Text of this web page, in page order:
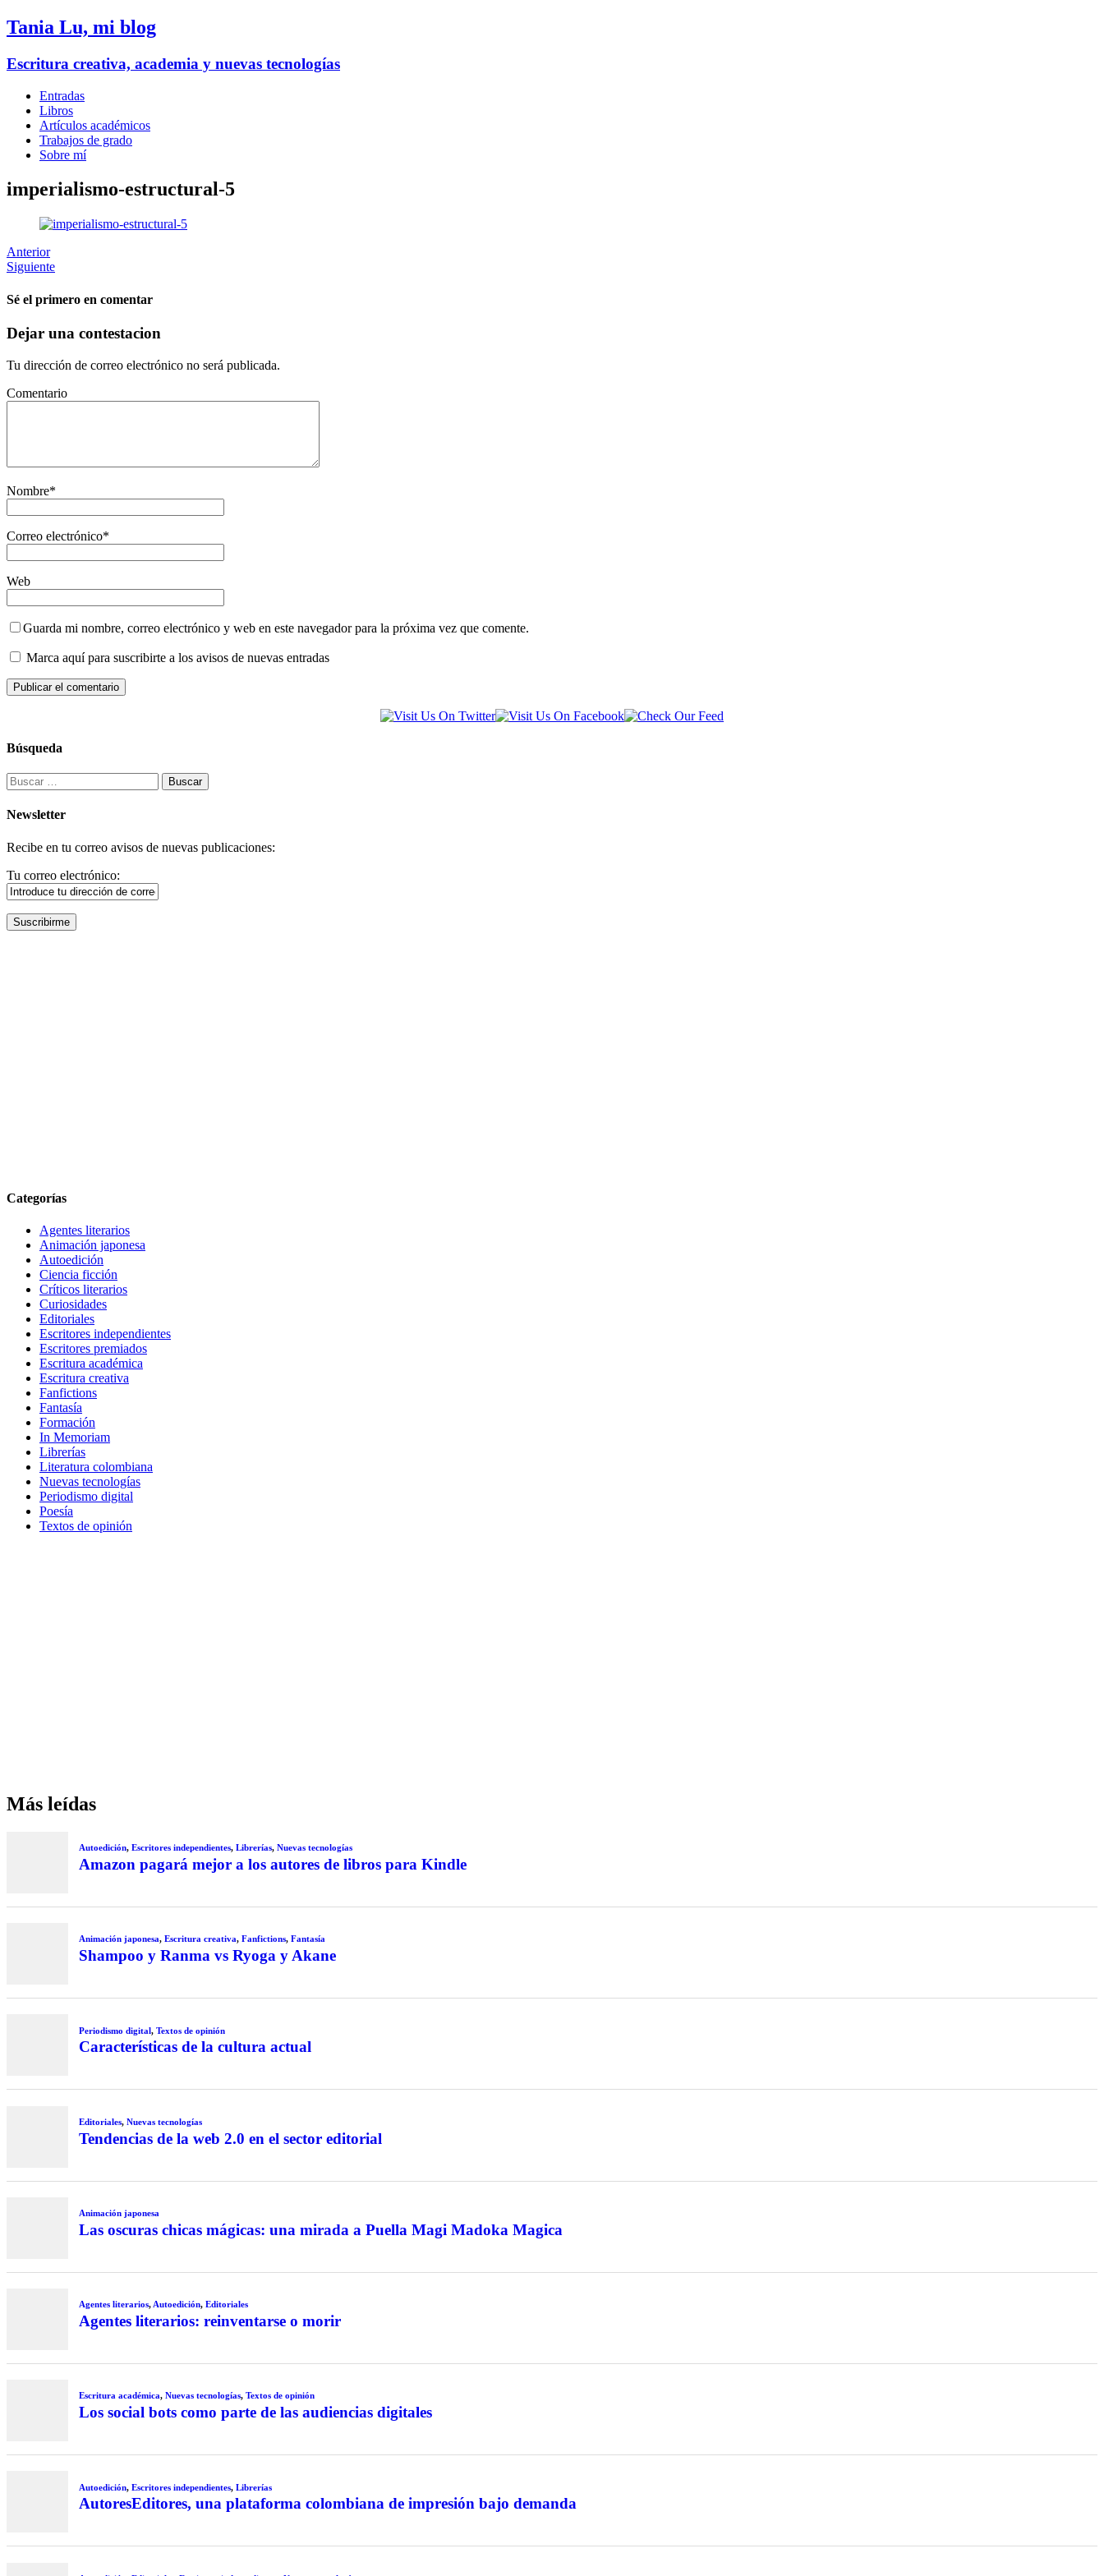
Tania Lu, mi blog
Escritura creativa, academia y nuevas tecnologías
Entradas
Libros
Artículos académicos
Trabajos de grado
Sobre mí
imperialismo-estructural-5
Anterior
Siguiente
Sé el primero en comentar
Dejar una contestacion
Tu dirección de correo electrónico no será publicada.
Comentario
Nombre*
Correo electrónico*
Web
Guarda mi nombre, correo electrónico y web en este navegador para la próxima vez que comente.
Marca aquí para suscribirte a los avisos de nuevas entradas
Búsqueda
Buscar:
Newsletter
Recibe en tu correo avisos de nuevas publicaciones:
Tu correo electrónico:
Categorías
Agentes literarios
Animación japonesa
Autoedición
Ciencia ficción
Críticos literarios
Curiosidades
Editoriales
Escritores independientes
Escritores premiados
Escritura académica
Escritura creativa
Fanfictions
Fantasía
Formación
In Memoriam
Librerías
Literatura colombiana
Nuevas tecnologías
Periodismo digital
Poesía
Textos de opinión
Más leídas
Autoedición, Escritores independientes, Librerías, Nuevas tecnologías
Amazon pagará mejor a los autores de libros para Kindle
Animación japonesa, Escritura creativa, Fanfictions, Fantasía
Shampoo y Ranma vs Ryoga y Akane
Periodismo digital, Textos de opinión
Características de la cultura actual
Editoriales, Nuevas tecnologías
Tendencias de la web 2.0 en el sector editorial
Animación japonesa
Las oscuras chicas mágicas: una mirada a Puella Magi Madoka Magica
Agentes literarios, Autoedición, Editoriales
Agentes literarios: reinventarse o morir
Escritura académica, Nuevas tecnologías, Textos de opinión
Los social bots como parte de las audiencias digitales
Autoedición, Escritores independientes, Librerías
AutoresEditores, una plataforma colombiana de impresión bajo demanda